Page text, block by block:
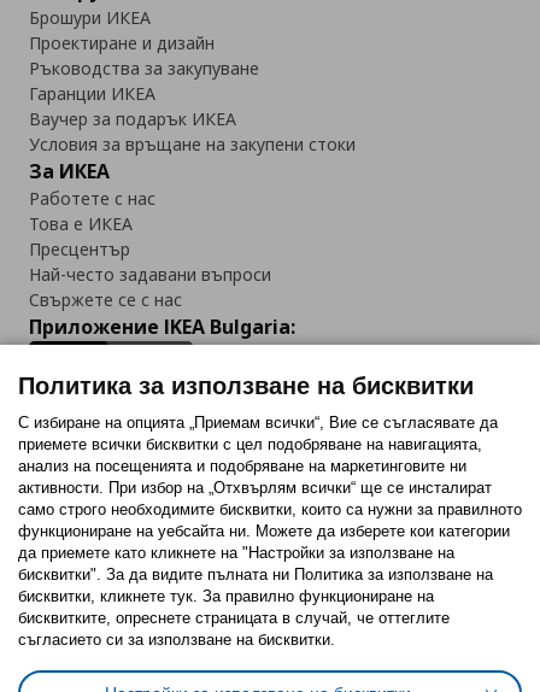
Брошури ИКЕА
Проектиране и дизайн
Ръководства за закупуване
Гаранции ИКЕА
Ваучер за подарък ИКЕА
Условия за връщане на закупени стоки
За ИКЕА
Работете с нас
Това е ИКЕА
Пресцентър
Най-често задавани въпроси
Свържете се с нас
Приложение IKEA Bulgaria:
Последвайте ни:
FacebookTwitterYoutubePinterestInstagram
Политика за използване на бисквитки (Cookies)
Избор на настройки за използване на бисквитки
Политика за използване на бисквитки
С избиране на опцията „Приемам всички“, Вие се съгласявате да
приемете всички бисквитки с цел подобряване на навигацията,
анализ на посещенията и подобряване на маркетинговите ни
активности. При избор на „Отхвърлям всички“ ще се инсталират
само строго необходимитe бисквитки, които са нужни за правилното
функциониране на уебсайта ни. Можете да изберете кои категории
да приемете като кликнете на "Настройки за използване на
бисквитки". За да видите пълната ни Политика за използване на
бисквитки, кликнете тук. За правилно функциониране на
бисквитките, опреснете страницата в случай, че оттеглите
съгласието си за използване на бисквитки.